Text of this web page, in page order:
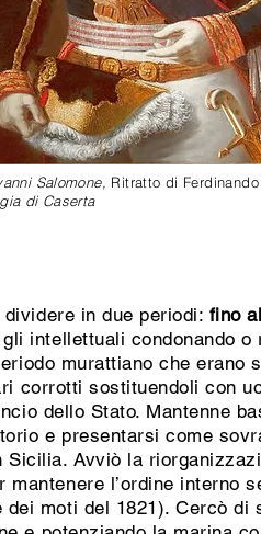
Salomone, Ritratto di
di Caserta
in due periodi: fino
intellettuali condonando o
murattiano che erano
corrotti sostituendoli con
dello Stato. Mantenne
e presentarsi come
Avviò la
l’ordine interno
moti del 1821). Cercò